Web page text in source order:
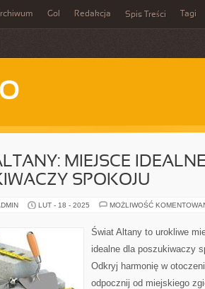
Gol Redakcja Spis Treści Tagi
MIEJSCE
SPOKOJU
LUT - 18 - 2025 MOŻLIWOŚĆ
Świat Altany to urokliwe
idealne dla poszukiwaczy
Odkryj harmonię w
odpocznij od miejskiego